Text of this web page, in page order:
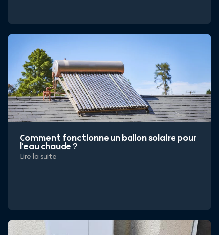
Comment fonctionne un ballon solaire pour
l’eau chaude ?
Lire la suite